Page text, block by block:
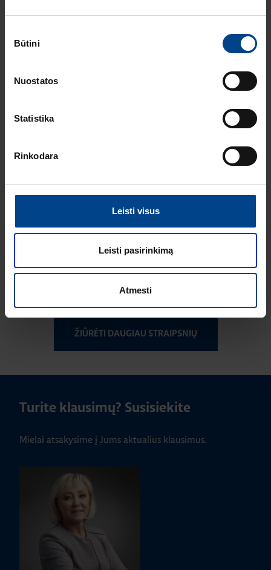
pasirinkimas
Būtini
Nuostatos
Statistika
Rinkodara
Leisti visus
Leisti pasirinkimą
Atmesti
HAGER elektros
parodoje
Skaitymo laikas: 2
Berker W.1 cubyko:
ilgaamžiškumas ir
tvarumas viename
ŽIŪRĖTI DAUGIAU STRAIPSNIŲ
Turite klausimų? Susisiekite
Mielai atsakysime į Jums aktualius klausimus.